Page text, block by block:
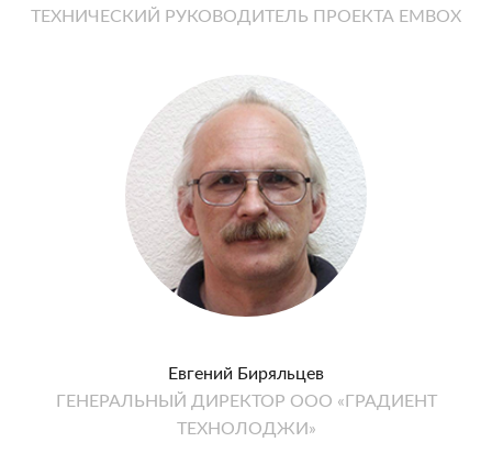
ТЕХНИЧЕСКИЙ РУКОВОДИТЕЛЬ ПРОЕКТА EMBOX
Евгений Биряльцев
ГЕНЕРАЛЬНЫЙ ДИРЕКТОР ООО «ГРАДИЕНТ
ТЕХНОЛОДЖИ»